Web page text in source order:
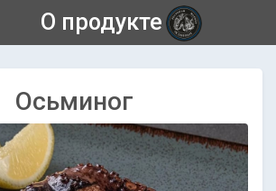
О продукте
Осьминог